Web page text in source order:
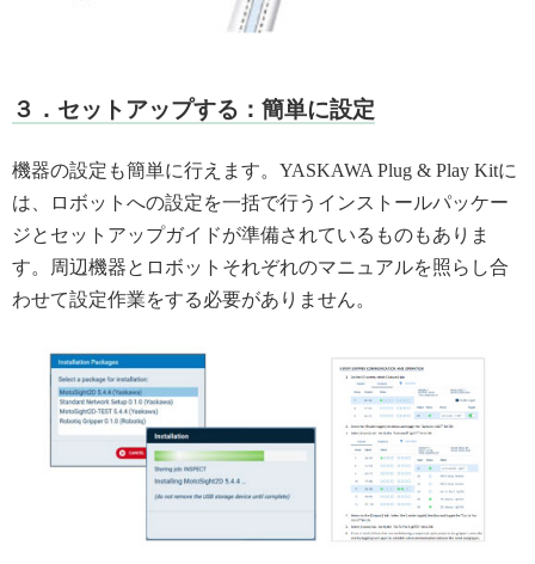
３．セットアップする：簡単に設定
機器の設定も簡単に行えます。YASKAWA Plug & Play Kitに
は、ロボットへの設定を一括で行うインストールパッケー
ジとセットアップガイドが準備されているものもありま
す。周辺機器とロボットそれぞれのマニュアルを照らし合
わせて設定作業をする必要がありません。